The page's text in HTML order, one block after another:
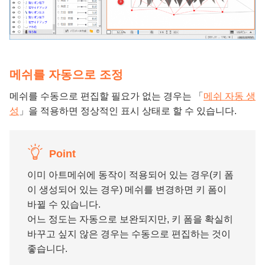
메쉬를 자동으로 조정
메쉬를 수동으로 편집할 필요가 없는 경우는 「 메쉬 자동 생
성 」을 적용하면 정상적인 표시 상태로 할 수 있습니다.
Point
이미 아트메쉬에 동작이 적용되어 있는 경우(키 폼
이 생성되어 있는 경우) 메쉬를 변경하면 키 폼이
바뀔 수 있습니다.
어느 정도는 자동으로 보완되지만, 키 폼을 확실히
바꾸고 싶지 않은 경우는 수동으로 편집하는 것이
좋습니다.